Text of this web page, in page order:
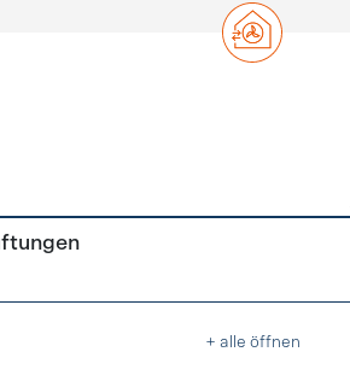
+ alle öffnen